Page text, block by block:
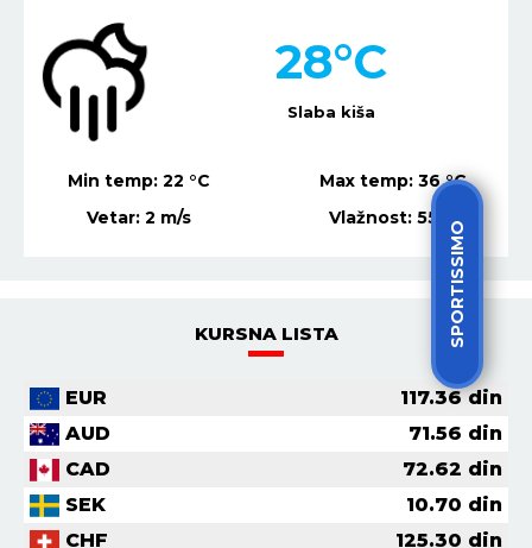
SPORTISSIMO
Slaba kiša
28°C
Min temp:22 °C Max temp: 36 °C
Vetar:2 m/s Vlažnost: 55 %
KURSNA LISTA
EUR 117.36din
AUD
71.56 din
CAD
72.62 din
SEK
10.70 din
CHF
125.30 din